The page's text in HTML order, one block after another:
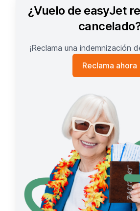
¿Vuelo de easyJet
¡Reclama una indemnización
Reclama ahora